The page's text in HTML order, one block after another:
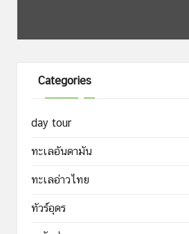
Categories
day tour
ทะเลอันดามัน
ทะเลอ่าวไทย
ทัวร์อุดร